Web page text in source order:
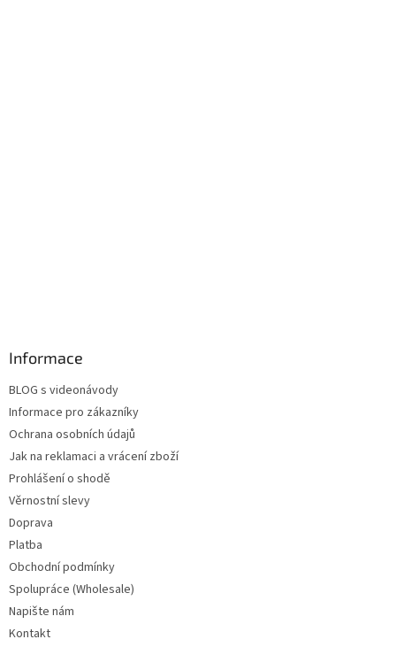
Informace
BLOG s videonávody
Informace pro zákazníky
Ochrana osobních údajů
Jak na reklamaci a vrácení zboží
Prohlášení o shodě
Věrnostní slevy
Doprava
Platba
Obchodní podmínky
Spolupráce (Wholesale)
Napište nám
Kontakt